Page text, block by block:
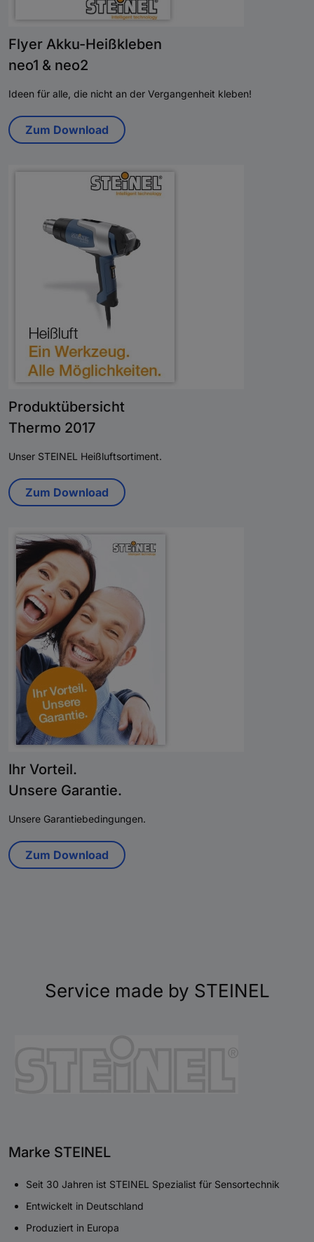
Flyer Akku-Heißkleben
neo1 & neo2
Ideen für alle, die nicht an der Vergangenheit kleben!
Zum Download
Produktübersicht
Thermo 2017
Unser STEINEL Heißluftsortiment.
Zum Download
Ihr Vorteil.
Unsere Garantie.
Unsere Garantiebedingungen.
Zum Download
Service made by STEINEL
Marke STEINEL
Seit 30 Jahren ist STEINEL Spezialist für Sensortechnik
Entwickelt in Deutschland
Produziert in Europa